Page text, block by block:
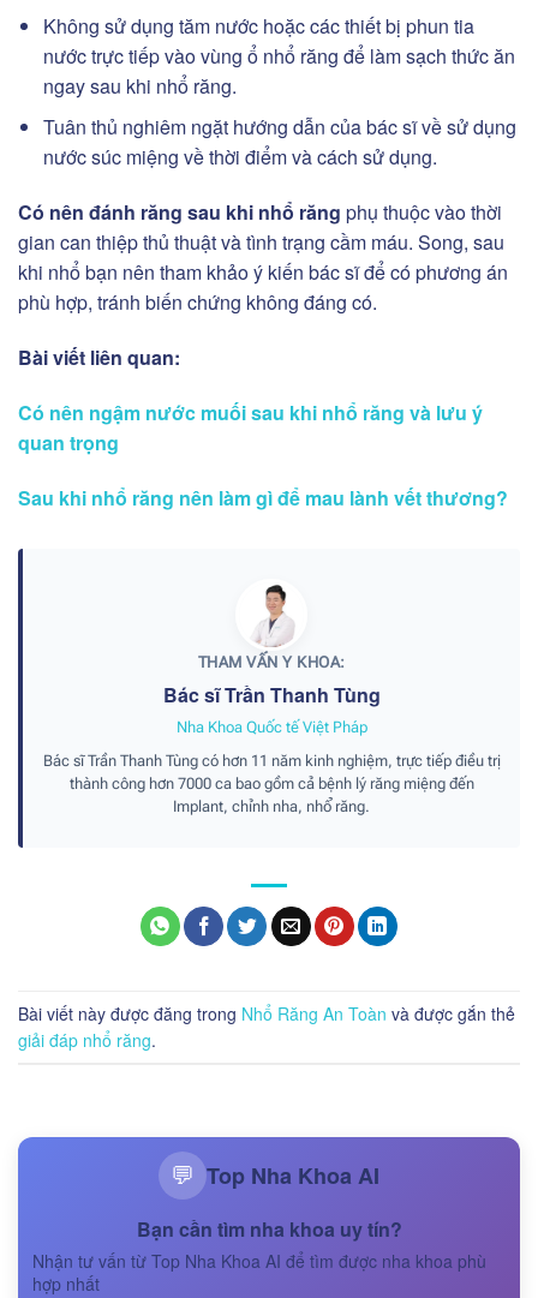
Không sử dụng tăm nước hoặc các thiết bị phun tia
nước trực tiếp vào vùng ổ nhổ răng để làm sạch thức ăn
ngay sau khi nhổ răng.
Tuân thủ nghiêm ngặt hướng dẫn của bác sĩ về sử dụng
nước súc miệng về thời điểm và cách sử dụng.
Có nên đánh răng sau khi nhổ răng phụ thuộc vào thời
gian can thiệp thủ thuật và tình trạng cầm máu. Song, sau
khi nhổ bạn nên tham khảo ý kiến bác sĩ để có phương án
phù hợp, tránh biến chứng không đáng có.
Bài viết liên quan:
Có nên ngậm nước muối sau khi nhổ răng và lưu ý
quan trọng
Sau khi nhổ răng nên làm gì để mau lành vết thương?
THAM VẤN Y KHOA:
Bác sĩ Trần Thanh Tùng
Nha Khoa Quốc tế Việt Pháp
Bác sĩ Trần Thanh Tùng có hơn 11 năm kinh nghiệm, trực tiếp điều trị
thành công hơn 7000 ca bao gồm cả bệnh lý răng miệng đến
Implant, chỉnh nha, nhổ răng.
Bài viết này được đăng trong Nhổ Răng An Toàn và được gắn thẻ
giải đáp nhổ răng.
💬 Top Nha Khoa AI
Bạn cần tìm nha khoa uy tín?
Nhận tư vấn từ Top Nha Khoa AI để tìm được nha khoa phù
hợp nhất